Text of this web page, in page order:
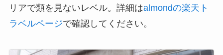
リアで類を見ないレベル。詳細はalmondの楽天ト
ラベルページで確認してください。